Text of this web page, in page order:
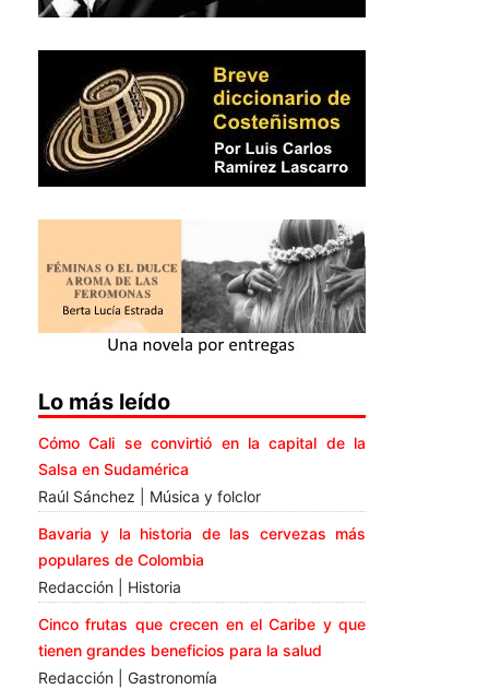
Lo más leído
Cómo Cali se convirtió en la capital de la
Salsa en Sudamérica
Raúl Sánchez | Música y folclor
Bavaria y la historia de las cervezas más
populares de Colombia
Redacción | Historia
Cinco frutas que crecen en el Caribe y que
tienen grandes beneficios para la salud
Redacción | Gastronomía